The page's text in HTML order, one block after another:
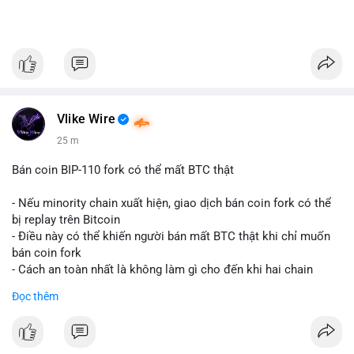
Vlike Wire
25 m
Bán coin BIP-110 fork có thể mất BTC thật
- Nếu minority chain xuất hiện, giao dịch bán coin fork có thể
bị replay trên Bitcoin
- Điều này có thể khiến người bán mất BTC thật khi chỉ muốn
bán coin fork
- Cách an toàn nhất là không làm gì cho đến khi hai chain
-#binancesquare
$btc
Đọc thêm